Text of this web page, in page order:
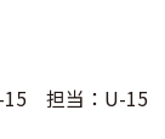
15 担当：U-15